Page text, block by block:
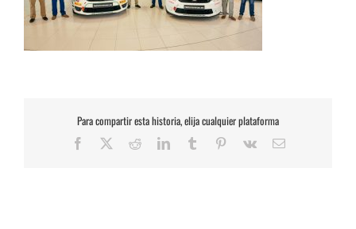
Para compartir esta historia, elija cualquier plataforma
Facebook RedditLinkedInTumblr Pinterest
Vk
Correo